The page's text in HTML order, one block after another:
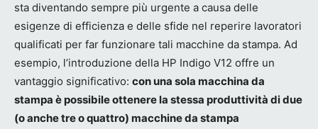
sta diventando sempre più urgente a causa delle
esigenze di efficienza e delle sfide nel reperire lavoratori
qualificati per far funzionare tali macchine da stampa. Ad
esempio, l’introduzione della HP Indigo V12 offre un
vantaggio significativo: con una sola macchina da
stampa è possibile ottenere la stessa produttività di due
(o anche tre o quattro) macchine da stampa